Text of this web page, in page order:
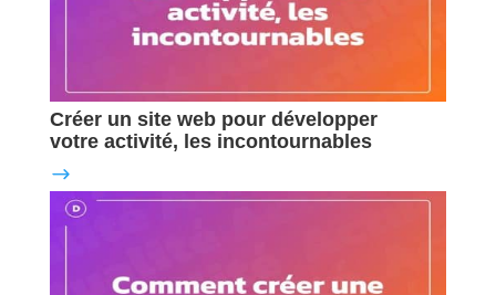
Créer un site web pour développer
votre activité, les incontournables